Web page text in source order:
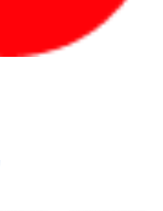
công suất 5W – âm lượng rõ,
xem video và làm việc
TÜV Rheinland Eye
thuộc của Dell:
giảm ánh sáng xanh có hại mà
khi bật ComfortView Plus,